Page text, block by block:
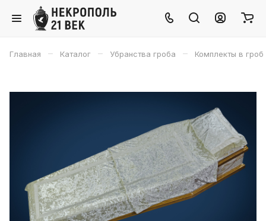
Главная – Каталог – Убранства гроба – Комплекты в гроб